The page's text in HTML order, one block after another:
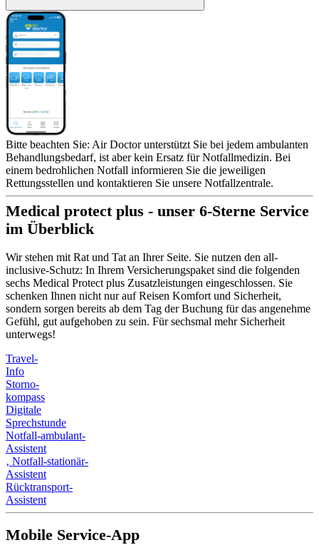
Bitte beachten Sie: Air Doctor unterstützt Sie bei jedem ambulanten
Behandlungsbedarf, ist aber kein Ersatz für Notfallmedizin. Bei
einem bedrohlichen Notfall informieren Sie die jeweiligen
Rettungsstellen und kontaktieren Sie unsere Notfallzentrale.
Medical protect plus - unser 6-Sterne Service
im Überblick
Wir stehen mit Rat und Tat an Ihrer Seite. Sie nutzen den all-
inclusive-Schutz: In Ihrem Versicherungspaket sind die folgenden
sechs Medical Protect plus Zusatzleistungen eingeschlossen. Sie
schenken Ihnen nicht nur auf Reisen Komfort und Sicherheit,
sondern sorgen bereits ab dem Tag der Buchung für das angenehme
Gefühl, gut aufgehoben zu sein. Für sechsmal mehr Sicherheit
unterwegs!
Travel-
Info
Storno-
kompass
Digitale
Sprechstunde
Notfall-ambulant-
Assistent
‚ Notfall-stationär-
Assistent
Rücktransport-
Assistent
Mobile Service-App